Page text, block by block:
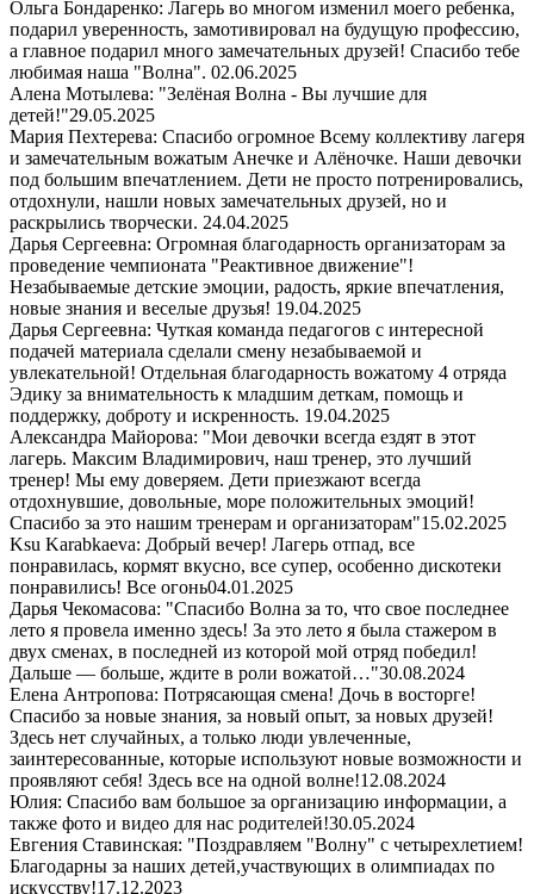
Ольга Бондаренко: Лагерь во многом изменил моего ребенка,
подарил уверенность, замотивировал на будущую профессию,
а главное подарил много замечательных друзей! Спасибо тебе
любимая наша "Волна". 02.06.2025
Алена Мотылева: "Зелёная Волна - Вы лучшие для
детей!"29.05.2025
Мария Пехтерева: Спасибо огромное Всему коллективу лагеря
и замечательным вожатым Анечке и Алёночке. Наши девочки
под большим впечатлением. Дети не просто потренировались,
отдохнули, нашли новых замечательных друзей, но и
раскрылись творчески. 24.04.2025
Дарья Сергеевна: Огромная благодарность организаторам за
проведение чемпионата "Реактивное движение"!
Незабываемые детские эмоции, радость, яркие впечатления,
новые знания и веселые друзья! 19.04.2025
Дарья Сергеевна: Чуткая команда педагогов с интересной
подачей материала сделали смену незабываемой и
увлекательной! Отдельная благодарность вожатому 4 отряда
Эдику за внимательность к младшим деткам, помощь и
поддержку, доброту и искренность. 19.04.2025
Александра Майорова: "Мои девочки всегда ездят в этот
лагерь. Максим Владимирович, наш тренер, это лучший
тренер! Мы ему доверяем. Дети приезжают всегда
отдохнувшие, довольные, море положительных эмоций!
Спасибо за это нашим тренерам и организаторам"15.02.2025
Ksu Karabkaeva: Добрый вечер! Лагерь отпад, все
понравилась, кормят вкусно, все супер, особенно дискотеки
понравились! Все огонь04.01.2025
Дарья Чекомасова: "Спасибо Волна за то, что свое последнее
лето я провела именно здесь! За это лето я была стажером в
двух сменах, в последней из которой мой отряд победил!
Дальше — больше, ждите в роли вожатой…"30.08.2024
Елена Антропова: Потрясающая смена! Дочь в восторге!
Спасибо за новые знания, за новый опыт, за новых друзей!
Здесь нет случайных, а только люди увлеченные,
заинтересованные, которые используют новые возможности и
проявляют себя! Здесь все на одной волне!12.08.2024
Юлия: Спасибо вам большое за организацию информации, а
также фото и видео для нас родителей!30.05.2024
Евгения Ставинская: "Поздравляем "Волну" с четырехлетием!
Благодарны за наших детей,участвующих в олимпиадах по
искусству!17.12.2023